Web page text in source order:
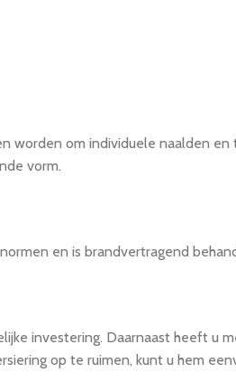
worden om individuele naalden
vorm.
en is brandvertragend
investering. Daarnaast heeft u
op te ruimen, kunt u hem